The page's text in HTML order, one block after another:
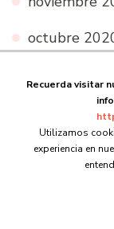
octubre
septiembre
agosto 2020
julio 2020
Recuerda visitar
Utilizamos
experiencia en